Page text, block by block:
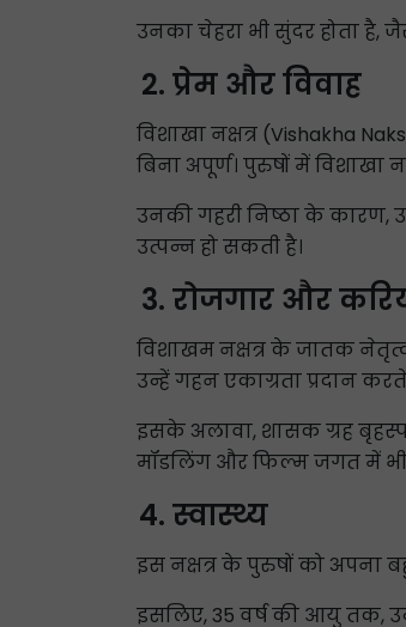
उनका चेहरा भी सुंदर होता
प्रेम और विवाह
विशाखा नक्षत्र (Vishakha
बिना अपूर्ण। पुरुषों में विशाखा
उनकी गहरी निष्ठा के कारण,
उत्पन्न हो सकती है।
रोजगार और
विशाखम नक्षत्र के जातक
उन्हें गहन एकाग्रता प्रदान करते
इसके अलावा, शासक ग्रह
मॉडलिंग और फिल्म जगत में भी
स्वास्थ्य
इस नक्षत्र के पुरुषों को अपना
इसलिए, 35 वर्ष की आयु तक,